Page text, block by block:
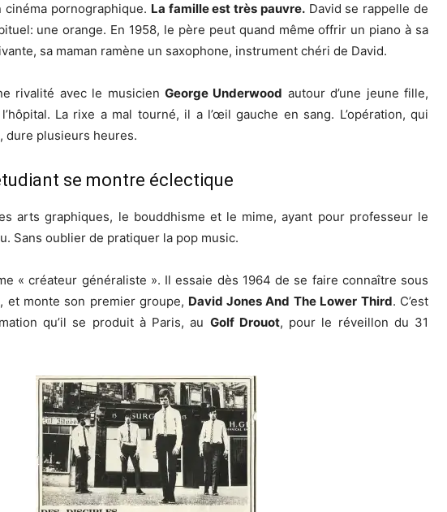
pornographique. La famille est très pauvre.David se rappelle de
une orange. En 1958, le père peut quand même offrir un piano à sa
sa maman ramène un saxophone, instrument chéri de David.
rivalité avec le musicien George Underwood autour d’une jeune fille,
La rixe a mal tourné, il a l’œil gauche en sang. L’opération, qui
dure plusieurs heures.
se montre éclectique
arts graphiques, le bouddhisme et le mime, ayant pour professeur le
u. Sans oublier de pratiquer la pop music.
« créateur généraliste ». Il essaie dès 1964 de se faire connaître sous
et monte son premier groupe, David Jones And The Lower Third. C’est
qu’il se produit à Paris, au Golf Drouot, pour le réveillon du 31